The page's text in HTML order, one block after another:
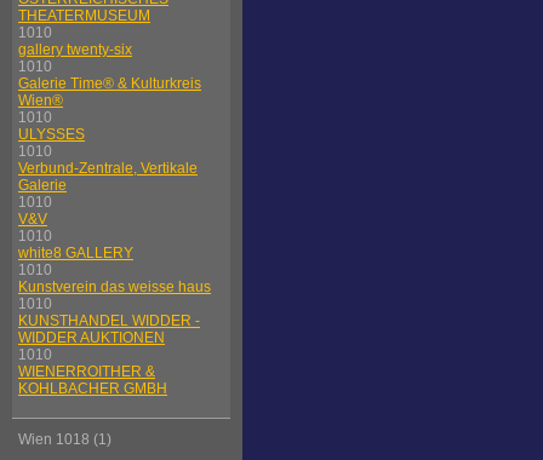
THEATERMUSEUM
1010
gallery twenty-six
1010
Galerie Time® & Kulturkreis
Wien®
1010
ULYSSES
1010
Verbund-Zentrale, Vertikale
Galerie
1010
V&V
1010
white8 GALLERY
1010
Kunstverein das weisse haus
1010
KUNSTHANDEL WIDDER -
WIDDER AUKTIONEN
1010
WIENERROITHER &
KOHLBACHER GMBH
Wien 1018 (1)